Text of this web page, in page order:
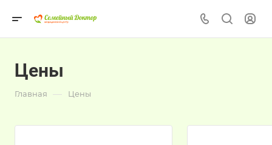
Цены
Главная — Цены